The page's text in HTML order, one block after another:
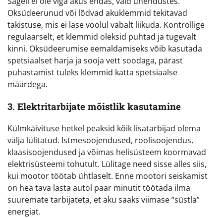
Oksüdeerunud või lõdvad akuklemmid tekitavad
takistuse, mis ei lase voolul vabalt liikuda. Kontrollige
regulaarselt, et klemmid oleksid puhtad ja tugevalt
kinni. Oksüdeerumise eemaldamiseks võib kasutada
spetsiaalset harja ja sooja vett soodaga, pärast
puhastamist tuleks klemmid katta spetsiaalse
määrdega.
3. Elektritarbijate mõistlik kasutamine
Külmkäivituse hetkel peaksid kõik lisatarbijad olema
välja lülitatud. Istmesoojendused, roolisoojendus,
klaasisoojendused ja võimas helisüsteem koormavad
elektrisüsteemi tohutult. Lülitage need sisse alles siis,
kui mootor töötab ühtlaselt. Enne mootori seiskamist
on hea tava lasta autol paar minutit töötada ilma
suuremate tarbijateta, et aku saaks viimase “süstla”
energiat.